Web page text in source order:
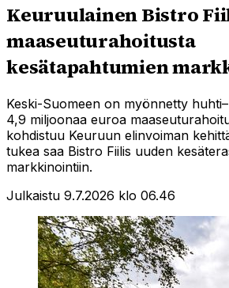
Keuruulainen Bistro
maaseuturahoitusta
kesätapahtumien
Keski-Suomeen on myönnetty
4,9 miljoonaa euroa
kohdistuu Keuruun elinvoiman
tukea saa Bistro Fiilis uuden
markkinointiin.
Julkaistu 9.7.2026 klo 06.46